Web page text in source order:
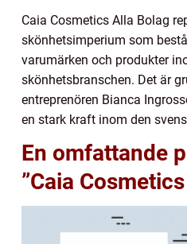
Caia Cosmetics Alla Bolag
skönhetsimperium som
varumärken och produkter
skönhetsbranschen. Det är
entreprenören Bianca
en stark kraft inom den
En omfattande
”Caia